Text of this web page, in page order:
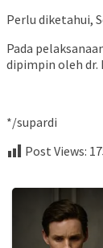
Perlu diketahui,
Pada
dipimpin oleh dr.
*/supardi
Post Views: